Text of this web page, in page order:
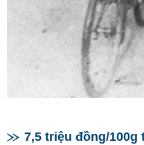
7,5 triệu đồng/